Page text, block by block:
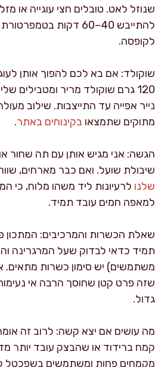
שנוזל לאט. טובלים חצי עוגייה או
להתייבש 40–60 דקות
לקופסה.
שוקולד: אם בא לכם להפוך אותן
120 גרם שוקולד מריר ומטבילים
נייר אפייה עד התייצבות. שילוב
מתוקים שתמצאו בקינוחים באתר.
הגשה: אני מגיש אותן עם תה שחור
שיבולת שועל. ואם כבר מארחים,
שלנו לרעיונות ליד משהו מלוח, כי
למאפה חמים עובד תמיד.
שאלת הכשרות והמרכיבים: המתכון
תמיד כדאי לבדוק שעל המרגרינה
משתמשים) יש סימון כשרות מתאים.
שזה פרט קטן שחוסך הרבה אי
גדול.
מה עושים אם יצא קשה: לרוב זה
קמח ברידוד או שהבצק עובד יותר
מקמחים פחות ומשתמשים בשפכטל